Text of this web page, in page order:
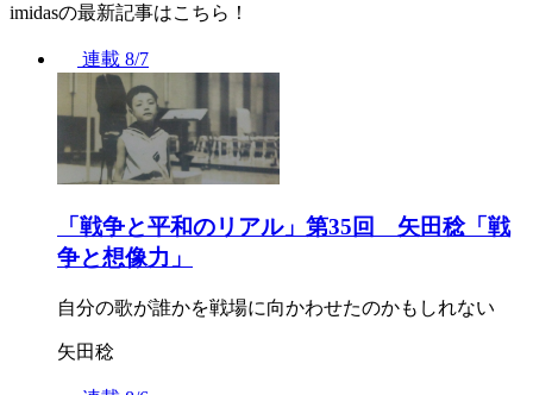
imidasの最新記事はこちら！
連載 8/7
「戦争と平和のリアル」第35回 矢田稔「戦
争と想像力」
自分の歌が誰かを戦場に向かわせたのかもしれない
矢田稔